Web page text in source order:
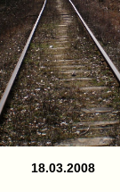
18.03.2008